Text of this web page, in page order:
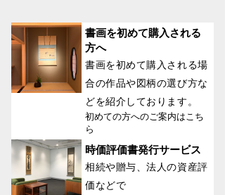
書画を初めて購入される
方へ
書画を初めて購入される場
合の作品や図柄の選び方な
どを紹介しております。
初めての方へのご案内はこち
ら
時価評価書発行サービス
相続や贈与、法人の資産評
価などで